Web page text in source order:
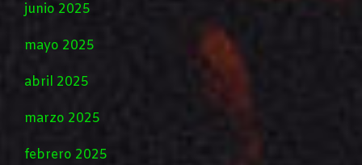
junio 2025
mayo 2025
abril 2025
marzo 2025
febrero 2025